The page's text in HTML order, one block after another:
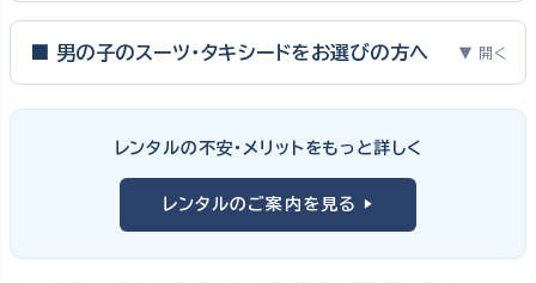
ピアノ発表会・バイオリン発表会・コンクールの舞台は、お子様にと
って特別な一日。元ピアノ教師としての経験から、衣装選びで大切
① サイズは"ジャストフィット"を選ぶ
舞台上で最も美しく見えるのは、お子様の体にきちんと合ったサ
イズのドレス・スーツです。「大きめを買って長く着せたい」という
■ 男の子のスーツ・タキシードをお選びの方へ ▼ 開く
向け、スリーピーススーツやベストスタイルは合唱・アンサンブル向
けと、シーンで使い分けるのがおすすめです。詳しくは
ツ・タキシード一覧
レンタルの不安・メリットをもっと詳しく
レンタルのご案内を見る ▶